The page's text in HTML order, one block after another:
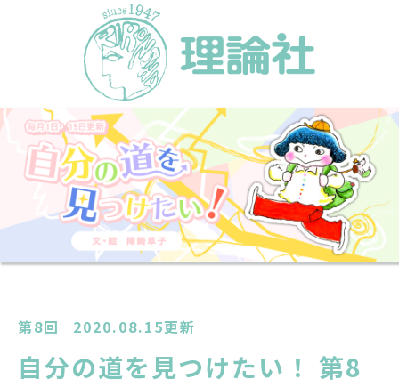
第8回 2020.08.15更新
自分の道を見つけたい！ 第8